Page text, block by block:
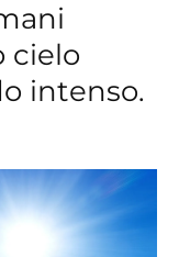
cielo
intenso.